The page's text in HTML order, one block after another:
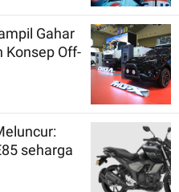
Gahar
Konsep Off-
seharga